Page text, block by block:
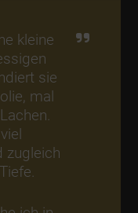
kleine
sie
mal
zugleich